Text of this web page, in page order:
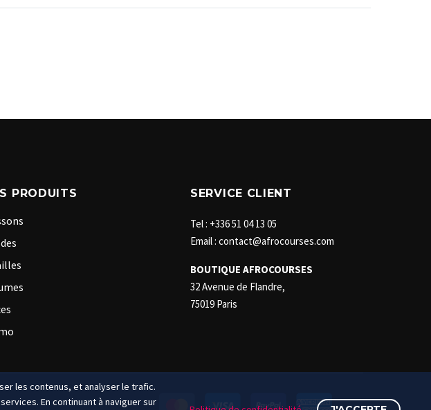
PRODUITS SERVICE CLIENT
Tel : +336 51 04 13 05
Email : contact@afrocourses.com
BOUTIQUE AFROCOURSES
32 Avenue de Flandre,
75019 Paris
les contenus, et analyser le trafic.
En continuant à naviguer sur